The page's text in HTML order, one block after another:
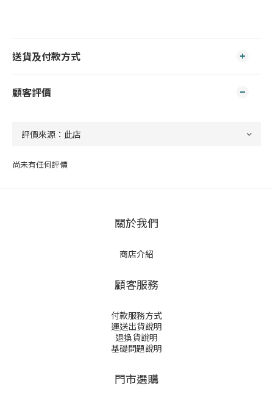
送貨及付款方式
顧客評價
尚未有任何評價
關於我們
商店介紹
顧客服務
付款服務方式
運送出貨說明
退換貨說明
基礎問題說明
門市選購